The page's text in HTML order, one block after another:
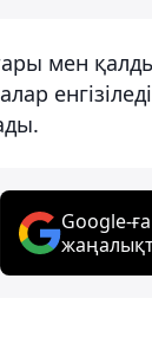
мен
Google-